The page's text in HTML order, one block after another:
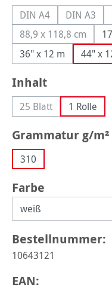
DIN A4(Diese Option ist
DIN A3
(Diese
88,9 x 118,8 cm
(Diese Option
36" x 12 m
44" x
Inhaltauswählen
25 Blatt(Diese Option ist
1 Rolle
Grammatur g/m²
310
Farbe
Bestellnummer:
10643121
EAN: